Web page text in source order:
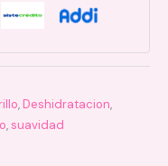
, Deshidratacion,
,suavidad